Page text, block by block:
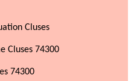
Cluses
Cluses 74300
74300